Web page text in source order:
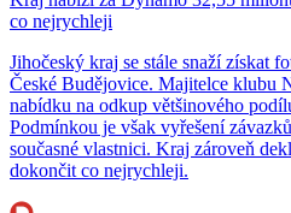
co nejrychleji
Jihočeský kraj se stále snaží získat
České Budějovice. Majitelce klubu
nabídku na odkup většinového
Podmínkou je však vyřešení
současné vlastnici. Kraj zároveň
dokončit co nejrychleji.